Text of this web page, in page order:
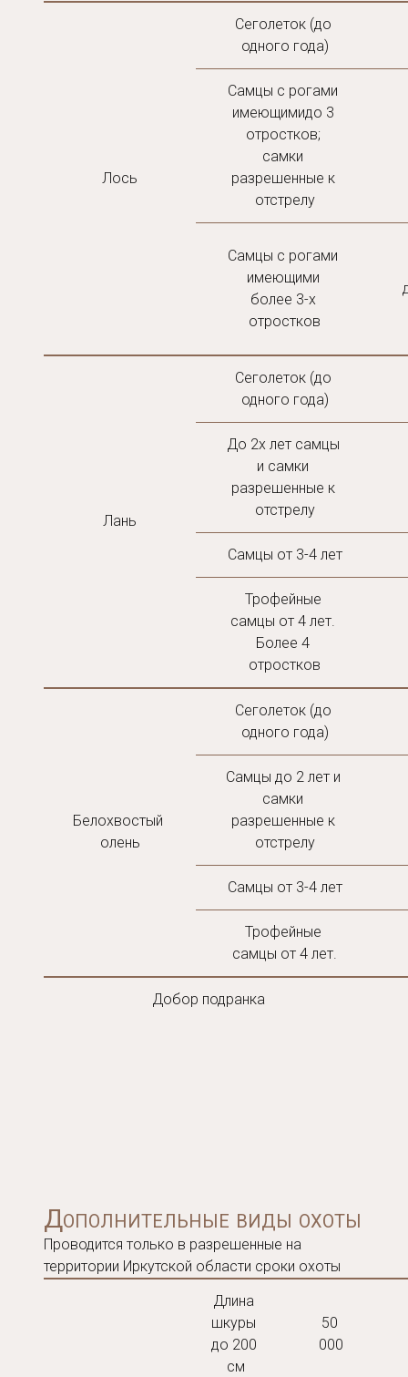
Лось
Сеголеток (до
одного года)
Самцы с рогами
имеющимидо 3
отростков;
самки
разрешенные к
отстрелу
Самцы с рогами
имеющими
более 3-х
отростков
Лань
Сеголеток (до
одного года)
До 2х лет самцы
и самки
разрешенные к
отстрелу
Самцы от 3-4 лет
Трофейные
самцы от 4 лет.
Более 4
отростков
Белохвостый
олень
Сеголеток (до
одного года)
Самцы до 2 лет и
самки
разрешенные к
отстрелу
Самцы от 3-4 лет
Трофейные
самцы от 4 лет.
Добор подранка
Дополнительные виды охоты
Проводится только в разрешенные на
территории Иркутской области сроки охоты
Длина
шкуры
до 200
см
50
000